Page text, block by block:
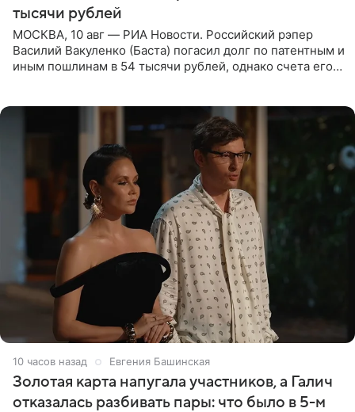
тысячи рублей
МОСКВА, 10 авг — РИА Новости. Российский рэпер
Василий Вакуленко (Баста) погасил долг по патентным и
иным пошлинам в 54 тысячи рублей, однако счета его
10 часов назад Евгения Башинская
Золотая карта напугала участников, а Галич
отказалась разбивать пары: что было в 5-м